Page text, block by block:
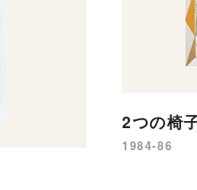
2つの椅
1984-86